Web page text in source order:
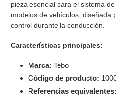
a
de
pieza esencial para el sistema
modelos de vehículos, diseñada
control durante la conducción.
Características principales:
Marca: Tebo
Código de producto:
Referencias equivalentes: